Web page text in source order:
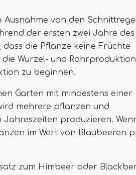
von den
der ersten zwei Jahre des
die Pflanze keine Früchte
Wurzel- und
zu beginnen.
Garten mit mindestens einer
mehrere pflanzen und
produzieren.
im Wert von Blaubeeren
zum Himbeer oder